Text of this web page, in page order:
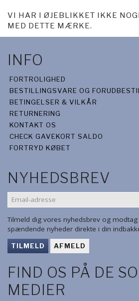
VI HAR I ØJEBLIKKET IKKE
MED DETTE MÆRKE.
INFO
FORTROLIGHED
BESTILLINGSVARE OG
BETINGELSER & VILKÅR
RETURNERING
KONTAKT OS
CHECK GAVEKORT SALDO
FORTRYD KØBET
NYHEDSBREV
EMAIL-
ADRESSE
Tilmeld dig vores nyhedsbrev og
spændende nyheder direkte i din
TILMELD AFMELD
FIND OS PÅ DE
MEDIER